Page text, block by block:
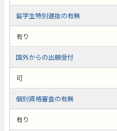
留学生特別選抜の有無
有り
国外からの出願受付
可
個別資格審査の有無
有り